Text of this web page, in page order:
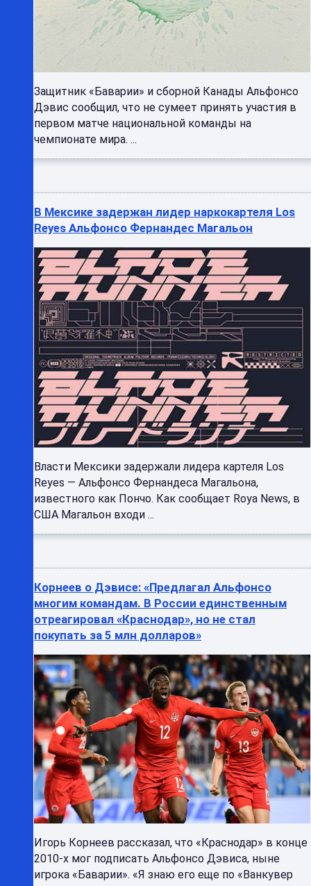
Защитник «Баварии» и сборной Канады Альфонсо
Дэвис сообщил, что не сумеет принять участия в
первом матче национальной команды на
чемпионате мира. ...
В Мексике задержан лидер наркокартеля Los
Reyes Альфонсо Фернандес Магальон
Власти Мексики задержали лидера картеля Los
Reyes — Альфонсо Фернандеса Магальона,
известного как Пончо. Как сообщает Roya News, в
США Магальон входи ...
Корнеев о Дэвисе: «Предлагал Альфонсо
многим командам. В России единственным
отреагировал «Краснодар», но не стал
покупать за 5 млн долларов»
Игорь Корнеев рассказал, что «Краснодар» в конце
2010-х мог подписать Альфонсо Дэвиса, ныне
игрока «Баварии». «Я знаю его еще по «Ванкувер